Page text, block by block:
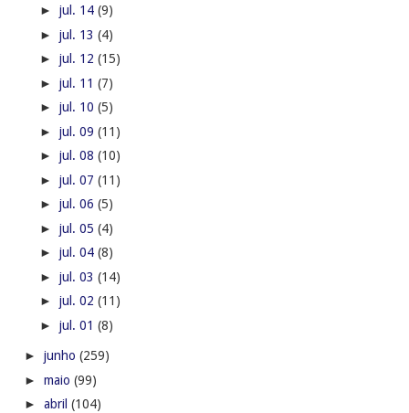
► jul. 14 (9)
► jul. 13 (4)
► jul. 12 (15)
► jul. 11 (7)
► jul. 10 (5)
► jul. 09 (11)
► jul. 08 (10)
► jul. 07 (11)
► jul. 06 (5)
► jul. 05 (4)
► jul. 04 (8)
► jul. 03 (14)
► jul. 02 (11)
► jul. 01 (8)
► junho (259)
► maio (99)
► abril (104)